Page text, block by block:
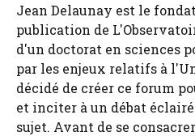
Jean Delaunay est le
publication de
d'un doctorat en sciences
par les enjeux relatifs à
décidé de créer ce forum
et inciter à un débat
sujet. Avant de se